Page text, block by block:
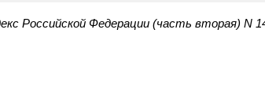
Российской Федерации (часть вторая)